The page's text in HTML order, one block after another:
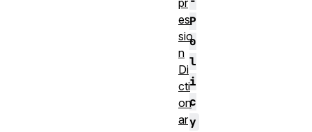
P
o
l
i
c
y
es
sio
n
Di
cti
on
ar